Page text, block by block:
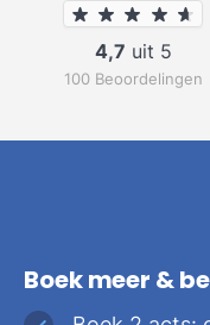
4,7 uit 5
100 Beoordelingen
Boek meer &